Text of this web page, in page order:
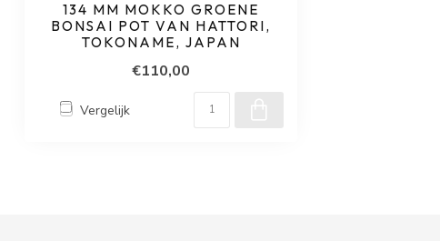
134 MM MOKKO GROENE
BONSAI POT VAN HATTORI,
TOKONAME, JAPAN
€110,00
Vergelijk